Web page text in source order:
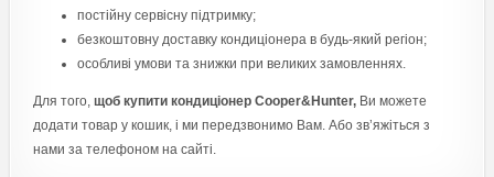
постійну сервісну підтримку;
безкоштовну доставку кондиціонера в будь-який регіон;
особливі умови та знижки при великих замовленнях.
Для того, щоб купити кондиціонер Cooper&Hunter,Ви можете
додати товар у кошик, і ми передзвонимо Вам. Або зв’яжіться з
нами за телефоном на сайті.